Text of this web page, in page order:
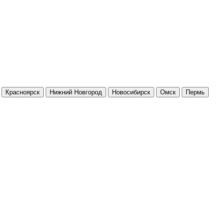
Красноярск Нижний Новгород Новосибирск Омск
Пермь